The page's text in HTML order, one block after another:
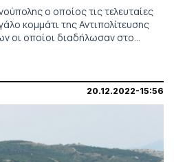
ο οποίος τις τελευταίες
κομμάτι της Αντιπολίτευσης
οι οποίοι διαδήλωσαν στο
στον Ερντογάν ενόψει των
20.12.2022-15:56